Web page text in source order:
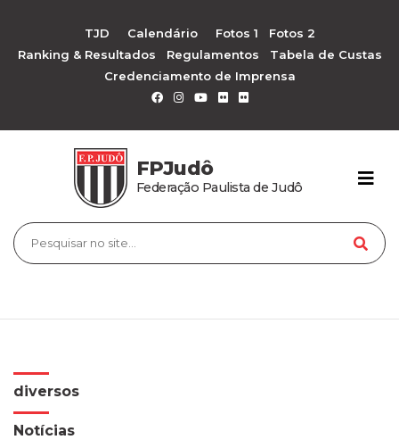
TJD Calendário Fotos 1
Fotos 2
Ranking & Resultados
Regulamentos
Tabela de Custas
Credenciamento de Imprensa
FPJudô
Federação Paulista de Judô
diversos
Notícias